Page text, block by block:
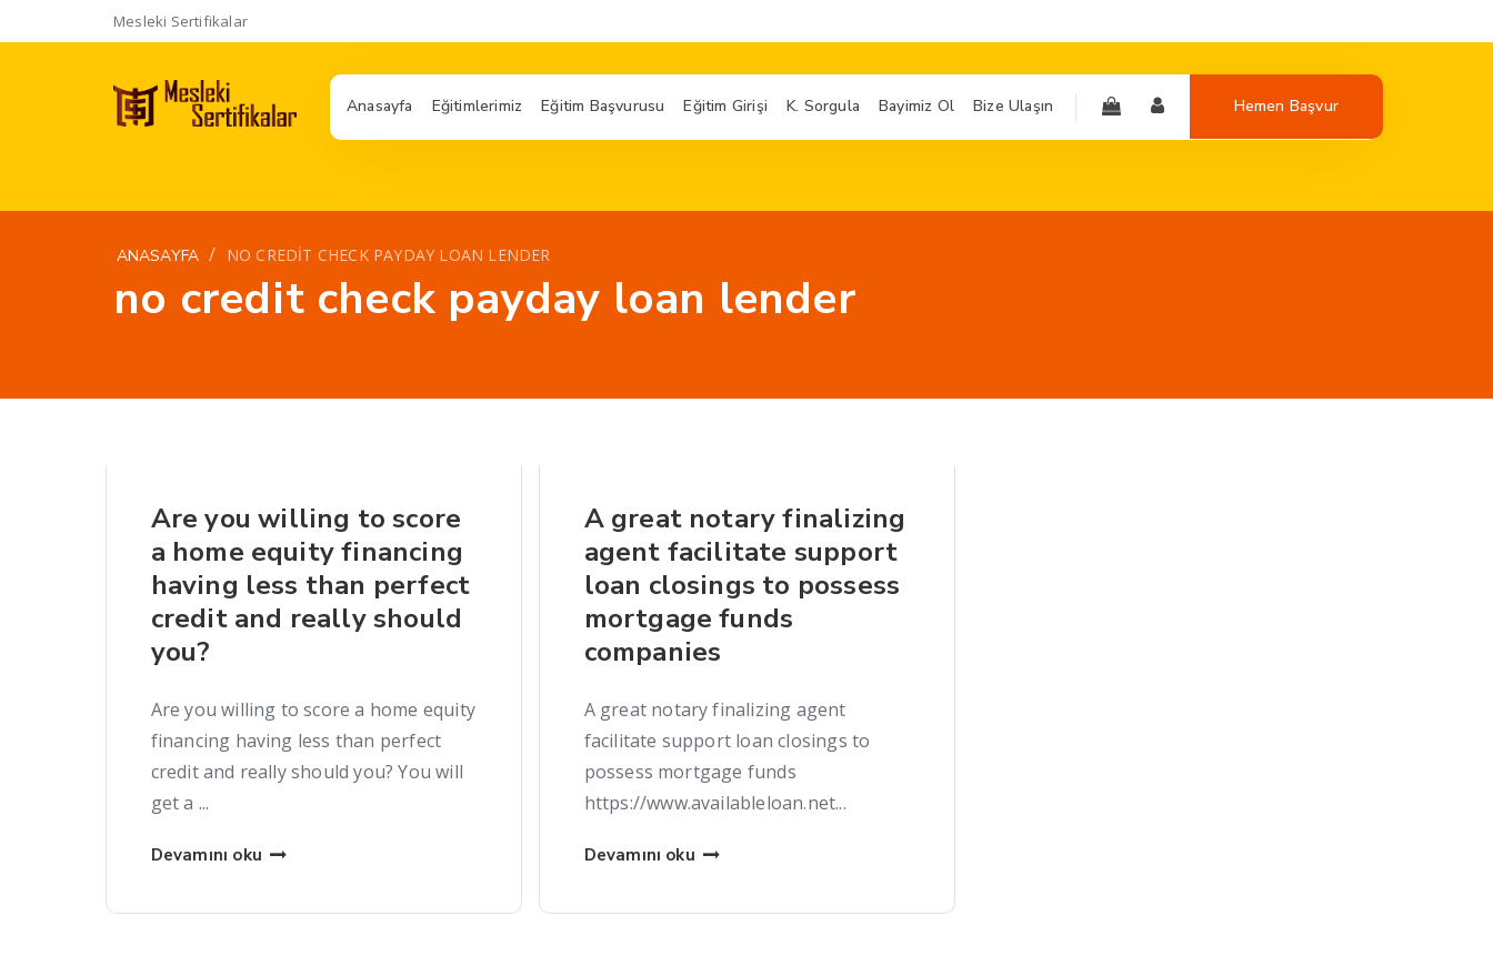
Mesleki Sertifikalar
Anasayfa Eğitimlerimiz Eğitim Başvurusu Eğitim Girişi K. Sorgula Bayimiz Ol Bize Ulaşın Hemen Başvur
ANASAYFA / NO CREDIT CHECK PAYDAY LOAN LENDER
no credit check payday loan lender
Are you willing to score
a home equity financing
having less than perfect
credit and really should
you?
Are you willing to score a home equity
financing having less than perfect
credit and really should you? You will
get a ...
Devamını oku
A great notary finalizing
agent facilitate support
loan closings to possess
mortgage funds
companies
A great notary finalizing agent
facilitate support loan closings to
possess mortgage funds
https://www.availableloan.net...
Devamını oku